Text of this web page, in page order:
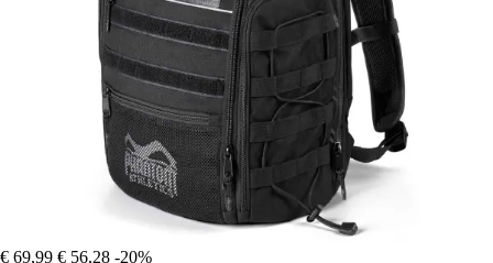
€ 69,99 € 56,28 -20%